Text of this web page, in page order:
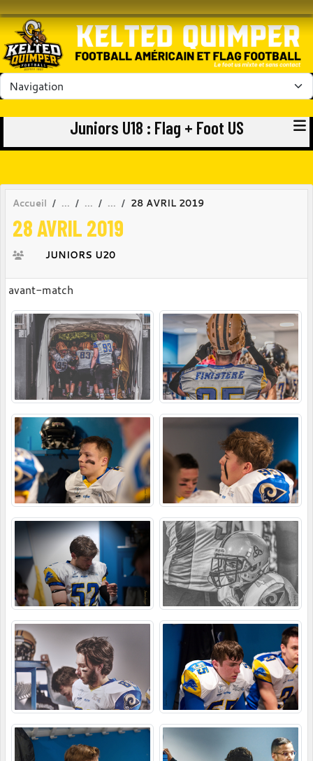
Juniors U18 : Flag + Foot US
Accueil 28 AVRIL 2019
28 AVRIL 2019
JUNIORS U20
avant-match
Panneau de gestion des cookies